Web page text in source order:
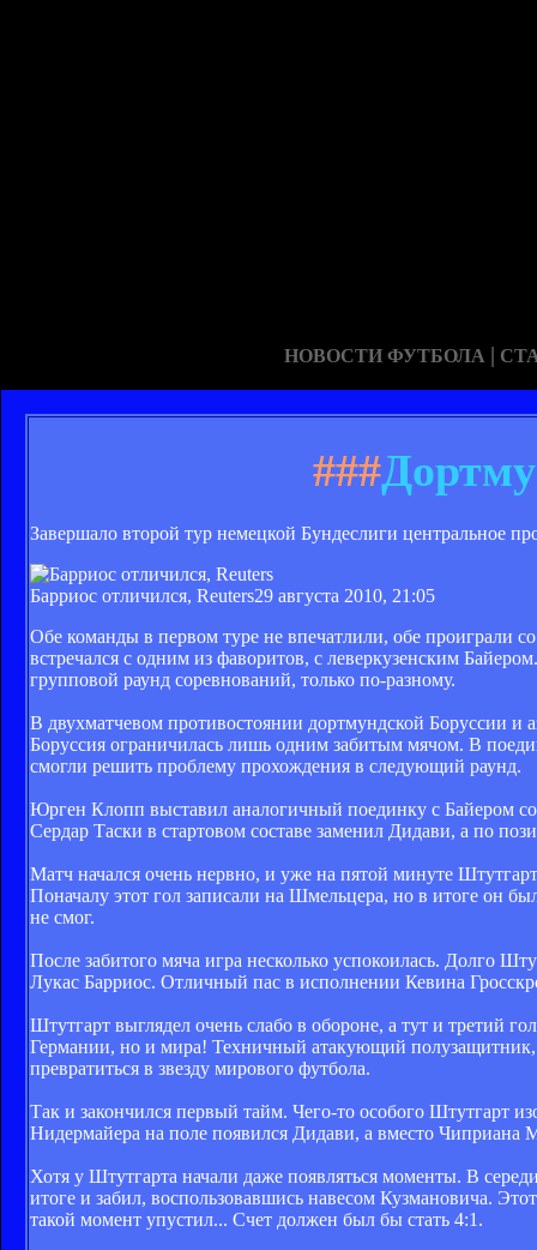
НОВОСТИ ФУТБОЛА |
###
Завершало второй тур немецкой Бундеслиги центральное
Барриос отличился, Reuters29 августа 2010, 21:05
Обе команды в первом туре не впечатлили, обе проиграли
встречался с одним из фаворитов, с леверкузенским
групповой раунд соревнований, только по-разному.
В двухматчевом противостоянии дортмундской Боруссии и
Боруссия ограничилась лишь одним забитым мячом. В
смогли решить проблему прохождения в следующий раунд.
Юрген Клопп выставил аналогичный поединку с Байером
Сердар Таски в стартовом составе заменил Дидави, а по
Матч начался очень нервно, и уже на пятой минуте
Поначалу этот гол записали на Шмельцера, но в итоге он
не смог.
После забитого мяча игра несколько успокоилась. Долго
Лукас Барриос. Отличный пас в исполнении Кевина
Штутгарт выглядел очень слабо в обороне, а тут и третий
Германии, но и мира! Техничный атакующий
превратиться в звезду мирового футбола.
Так и закончился первый тайм. Чего-то особого Штутгарт
Нидермайера на поле появился Дидави, а вместо
Хотя у Штутгарта начали даже появляться моменты. В
итоге и забил, воспользовавшись навесом Кузмановича.
такой момент упустил... Счет должен был бы стать 4:1.